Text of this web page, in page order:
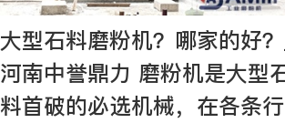
大型石料磨粉机？哪家的好
河南中誉鼎力 磨粉机是大型
料首破的必选机械，在各条行